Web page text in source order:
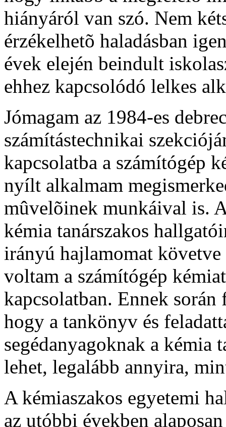
hiányáról van szó. Nem
érzékelhetõ haladásban
évek elején beindult
ehhez kapcsolódó lelkes
Jómagam az 1984-es
számítástechnikai
kapcsolatba a számítógép
nyílt alkalmam
mûvelõinek munkáival is.
kémia tanárszakos
irányú hajlamomat
voltam a számítógép
kapcsolatban. Ennek
hogy a tankönyv és
segédanyagoknak a kémia
lehet, legalább annyira,
A kémiaszakos egyetemi
az utóbbi években